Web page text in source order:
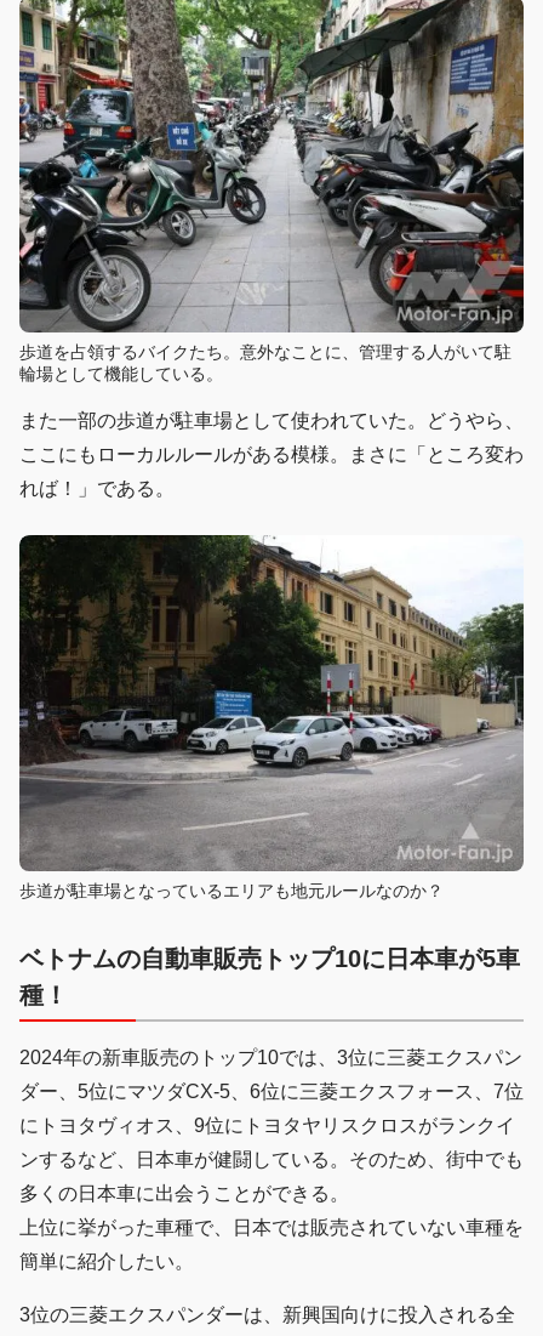
歩道を占領するバイクたち。意外なことに、管理する人がいて駐
輪場として機能している。
また一部の歩道が駐車場として使われていた。どうやら、
ここにもローカルルールがある模様。まさに「ところ変わ
れば！」である。
歩道が駐車場となっているエリアも地元ルールなのか？
ベトナムの自動車販売トップ10に日本車が5車
種！
2024年の新車販売のトップ10では、3位に三菱エクスパン
ダー、5位にマツダCX-5、6位に三菱エクスフォース、7位
にトヨタヴィオス、9位にトヨタヤリスクロスがランクイ
ンするなど、日本車が健闘している。そのため、街中でも
多くの日本車に出会うことができる。
上位に挙がった車種で、日本では販売されていない車種を
簡単に紹介したい。
3位の三菱エクスパンダーは、新興国向けに投入される全